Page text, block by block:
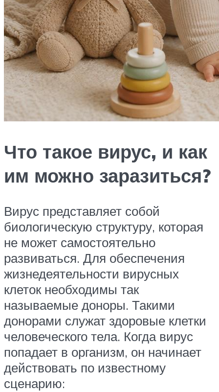
Что такое вирус, и как
им можно заразиться?
Вирус представляет собой
биологическую структуру, которая
не может самостоятельно
развиваться. Для обеспечения
жизнедеятельности вирусных
клеток необходимы так
называемые доноры. Такими
донорами служат здоровые клетки
человеческого тела. Когда вирус
попадает в организм, он начинает
действовать по известному
сценарию: